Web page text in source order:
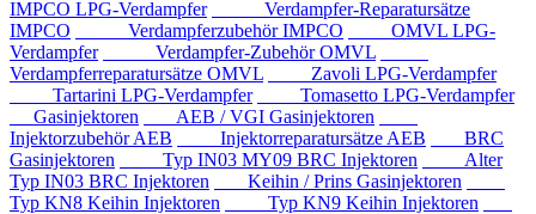
IMPCO LPG-Verdampfer
Verdampfer-Reparatursätze
IMPCO
Verdampferzubehör IMPCO
OMVL LPG-
Verdampfer
Verdampfer-Zubehör OMVL
Verdampferreparatursätze OMVL
Zavoli LPG-Verdampfer
Tartarini LPG-Verdampfer
Tomasetto LPG-Verdampfer
Gasinjektoren
AEB / VGI Gasinjektoren
Injektorzubehör AEB
Injektorreparatursätze AEB
BRC
Gasinjektoren
Typ IN03 MY09 BRC Injektoren
Alter
Typ IN03 BRC Injektoren
Keihin / Prins Gasinjektoren
Typ KN8 Keihin Injektoren
Typ KN9 Keihin Injektoren